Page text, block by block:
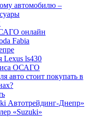
автомобилю –
онлайн
Fabia
Lexus ls430
ОСАГО
авто стоит покупать в
Автотрейдинг-Днепр»
«Suzuki»